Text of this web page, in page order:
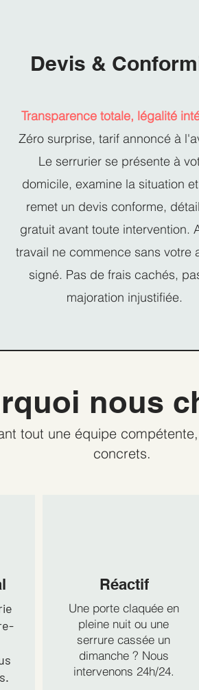
Devis &
Transparence totale, légalité
Zéro surprise, tarif annoncé à
Le serrurier se présente à
domicile, examine la situation
remet un devis conforme,
gratuit avant toute intervention.
travail ne commence sans votre
signé. Pas de frais cachés,
majoration injustifiée.
nous
tout une équipe
concrets.
Réactif
Une porte claquée en
pleine nuit ou une
serrure cassée un
dimanche ? Nous
intervenons 24h/24.